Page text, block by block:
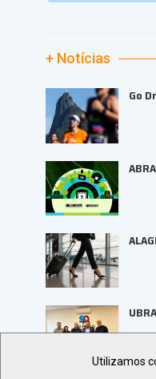
+ Notícias
Go
Utilizamos